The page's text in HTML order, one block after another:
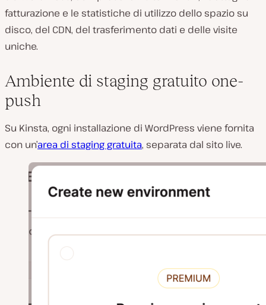
fatturazione e le statistiche di utilizzo dello spazio su
disco, del CDN, del trasferimento dati e delle visite
uniche.
Ambiente di staging gratuito one-
push
Su Kinsta, ogni installazione di WordPress viene fornita
con un’area di staging gratuita, separata dal sito live.